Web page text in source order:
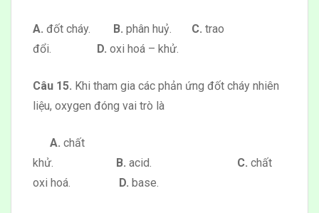
A. đốt cháy. B. phân huỷ. C. trao
đổi. D. oxi hoá – khử.
Câu 15. Khi tham gia các phản ứng đốt cháy nhiên
liệu, oxygen đóng vai trò là
A. chất
khử. B. acid. C. chất
oxi hoá. D. base.